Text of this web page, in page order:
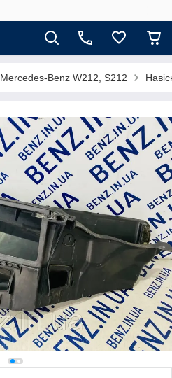
Mercedes-Benz W212, S212